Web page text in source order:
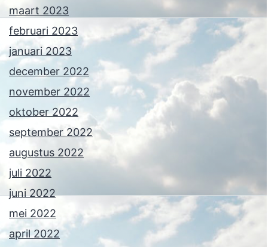
maart 2023
februari 2023
januari 2023
december 2022
november 2022
oktober 2022
september 2022
augustus 2022
juli 2022
juni 2022
mei 2022
april 2022